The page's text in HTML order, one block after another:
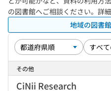
の図書館へご相談ください。詳
地域の図書
その他
CiNii Research